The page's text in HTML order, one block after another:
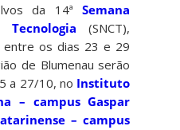
da 14ªSemana
(SNCT),
entre os dias 23 e 29
de Blumenau serão
a 27/10, no Instituto
– campus Gaspar
– campus